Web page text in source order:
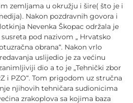
zemljama u okružju i šire( što je i
Nakon pozdravnih govora i
Nevenka Škopac održala je
pod nazivom „ Hrvatsko
obrana“. Nakon vrlo
uslijedio je za većinu
dio a to je „Tehnički zbor
i PZO“. Tom prigodom uz stručna
njihovih tehničara sudionicima
zrakoplova sa kojima baza